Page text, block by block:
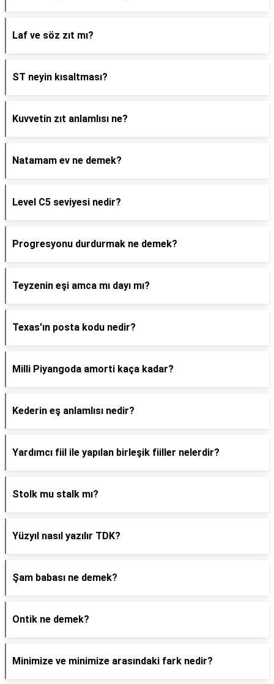
Laf ve söz zıt mı?
ST neyin kısaltması?
Kuvvetin zıt anlamlısı ne?
Natamam ev ne demek?
Level C5 seviyesi nedir?
Progresyonu durdurmak ne demek?
Teyzenin eşi amca mı dayı mı?
Texas'ın posta kodu nedir?
Milli Piyangoda amorti kaça kadar?
Kederin eş anlamlısı nedir?
Yardımcı fiil ile yapılan birleşik fiiller nelerdir?
Stolk mu stalk mı?
Yüzyıl nasıl yazılır TDK?
Şam babası ne demek?
Ontik ne demek?
Minimize ve minimize arasındaki fark nedir?